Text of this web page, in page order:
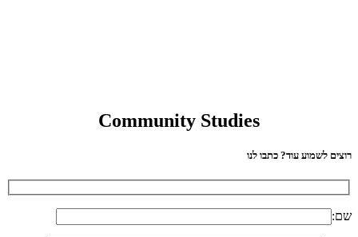
Community Studies
רוצים לשמוע עוד? כתבו לנו
שם: